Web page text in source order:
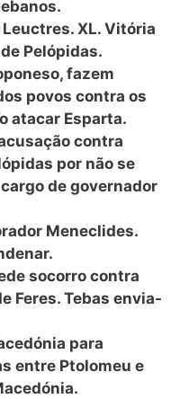
XL. Vitória
Pelópidas.
fazem
povos contra os
atacar Esparta.
contra
por não se
de governador
Meneclides.
socorro contra
Feres. Tebas envia-
para
entre Ptolomeu e